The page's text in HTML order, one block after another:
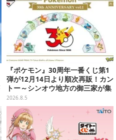
『ポケモン』30周年一番くじ第1
弾が12月14日より順次再販！カン
トー～シンオウ地方の御三家が集
まった時計、ぬいぐるみなど記念
グッズ盛りだくさん
2026.8.5